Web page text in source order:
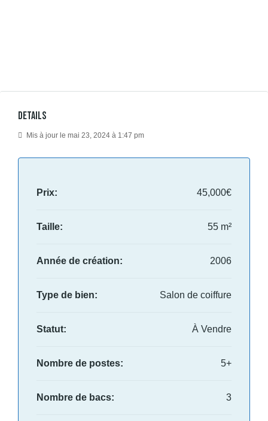
Details
Mis à jour le mai 23, 2024 à 1:47 pm
Prix: 45,000€
Taille: 55 m²
Année de création: 2006
Type de bien: Salon de coiffure
Statut: À Vendre
Nombre de postes: 5+
Nombre de bacs: 3